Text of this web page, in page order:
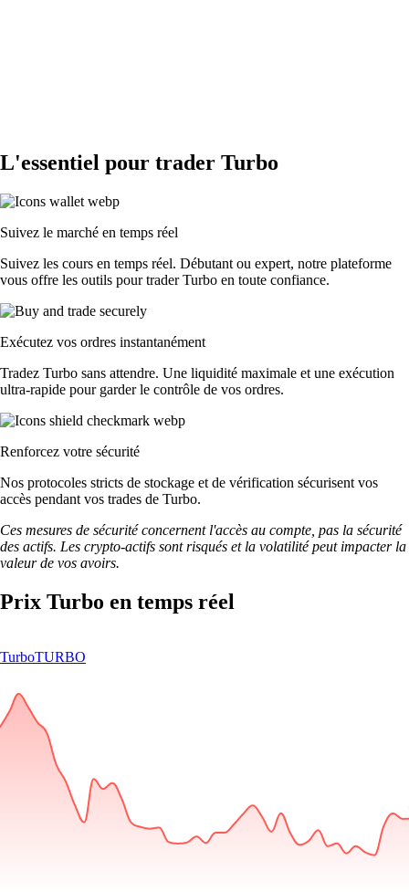
L'essentiel pour trader Turbo
Suivez le marché en temps réel
Suivez les cours en temps réel. Débutant ou expert, notre plateforme
vous offre les outils pour trader Turbo en toute confiance.
Exécutez vos ordres instantanément
Tradez Turbo sans attendre. Une liquidité maximale et une exécution
ultra-rapide pour garder le contrôle de vos ordres.
Renforcez votre sécurité
Nos protocoles stricts de stockage et de vérification sécurisent vos
accès pendant vos trades de Turbo.
Ces mesures de sécurité concernent l'accès au compte, pas la sécurité
des actifs. Les crypto-actifs sont risqués et la volatilité peut impacter la
valeur de vos avoirs.
Prix Turbo en temps réel
TURBO